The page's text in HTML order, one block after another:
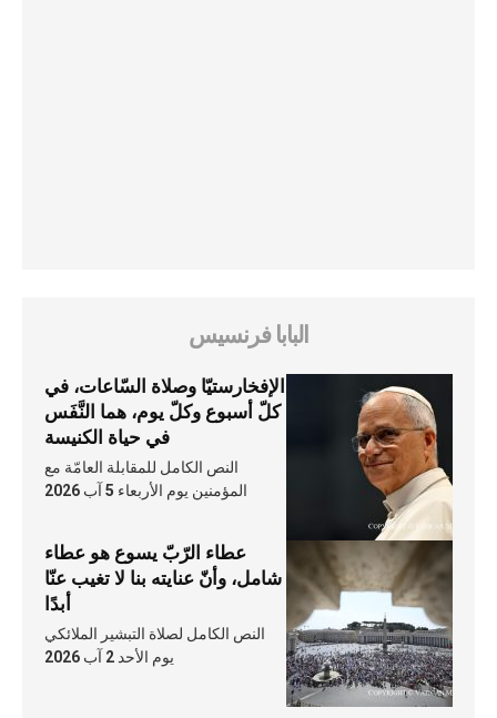
البابا فرنسيس
الإفخارستيّا وصلاة السّاعات، في
كلّ أسبوع وكلّ يوم، هما النَّفَس
في حياة الكنيسة
النص الكامل للمقابلة العامّة مع
المؤمنين يوم الأربعاء 5 آب 2026
عطاء الرّبّ يسوع هو عطاء
شامل، وأنّ عنايته بنا لا تغيب عنّا
أبدًا
النص الكامل لصلاة التبشير الملائكي
يوم الأحد 2 آب 2026